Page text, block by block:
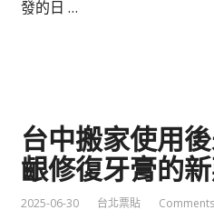
發的日 …
台中搬家使用
齦修復牙膏的
2025-06-30 台北票貼